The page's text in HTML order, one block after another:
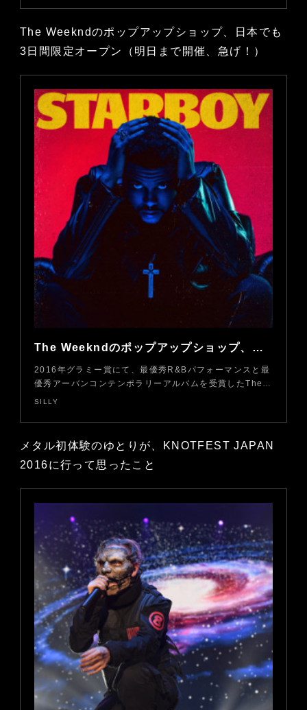
The Weekndのポップアップショップ、日本でも
3日間限定オープン（明日まで開催、急げ！）
The Weekndのポップアップショップ、日本でも3日間限定オープン
2016年グラミー賞にて、最優秀R&Bパフォーマンスと最
優秀アーバンコンテンポラリーアルバムを受賞したThe…
SILLY
メタル初体験のゆとりが、KNOTFEST JAPAN
2016に行って思ったこと